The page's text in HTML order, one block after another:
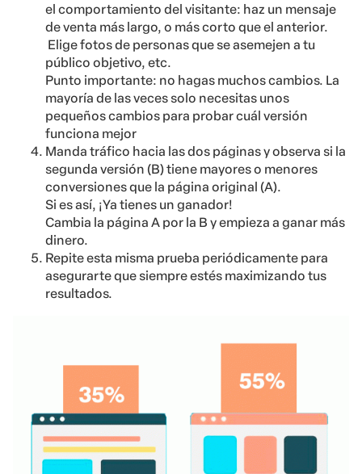
el comportamiento del visitante: haz un mensaje
de venta más largo, o más corto que el anterior.
Elige fotos de personas que se asemejen a tu
público objetivo, etc.
Punto importante: no hagas muchos cambios. La
mayoría de las veces solo necesitas unos
pequeños cambios para probar cuál versión
funciona mejor
Manda tráfico hacia las dos páginas y observa si la
segunda versión (B) tiene mayores o menores
conversiones que la página original (A).
Si es así, ¡Ya tienes un ganador!
Cambia la página A por la B y empieza a ganar más
dinero.
Repite esta misma prueba periódicamente para
asegurarte que siempre estés maximizando tus
resultados.